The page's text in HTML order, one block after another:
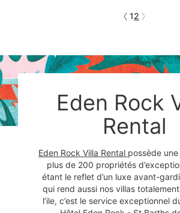
12
Eden Rock
Rental
Eden Rock Villa Rental possède
plus de 200 propriétés
étant le reflet d’un luxe avant-
qui rend aussi nos villas
l’ile, c’est le service exceptionnel